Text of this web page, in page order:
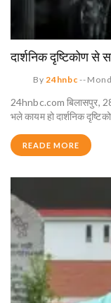
दार्शनिक दृष्टिकोण से
By24hnbc --
24hnbc.com बिलासपुर,
भले कायम हो दार्शनिक
READE MORE